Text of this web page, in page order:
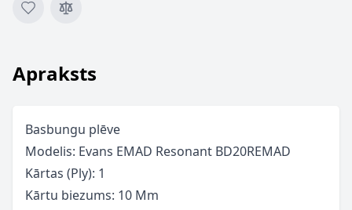
Apraksts
Basbungu plēve
Modelis: Evans EMAD Resonant BD20REMAD
Kārtas (Ply): 1
Kārtu biezums: 10 Mm